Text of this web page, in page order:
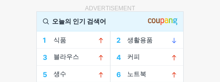
ADVERTISEMENT